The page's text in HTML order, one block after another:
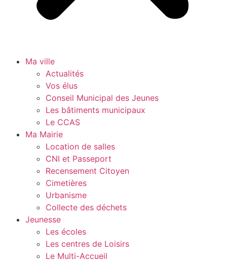
Ma ville
Actualités
Vos élus
Conseil Municipal des Jeunes
Les bâtiments municipaux
Le CCAS
Ma Mairie
Location de salles
CNI et Passeport
Recensement Citoyen
Cimetières
Urbanisme
Collecte des déchets
Jeunesse
Les écoles
Les centres de Loisirs
Le Multi-Accueil